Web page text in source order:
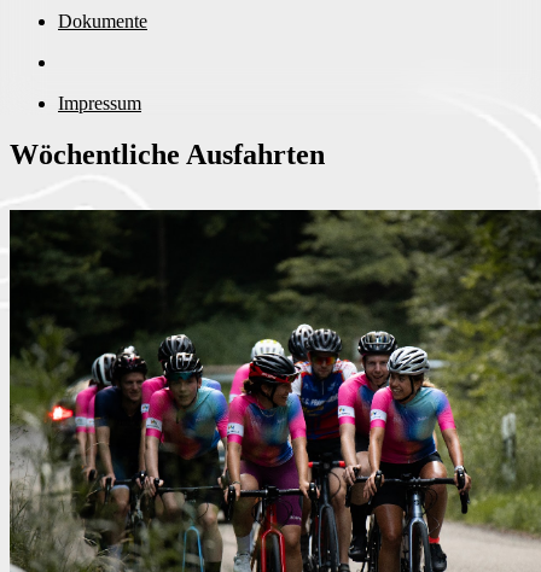
Dokumente
Impressum
Wöchentliche Ausfahrten